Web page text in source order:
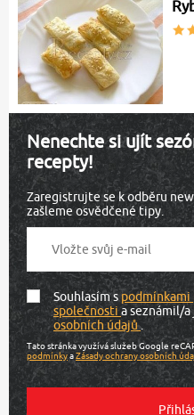
Nenechte si ujít
recepty!
Zaregistrujte se k odběru
zašleme osvědčené tipy.
Souhlasím spodmínkami
společnostia seznámil/a
osobních údajů.
Tato stránka využívá služeb Google
podmínkyaZásady ochrany osobních